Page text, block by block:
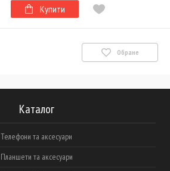
Купити
Обране
Каталог
Телефони та аксесуари
Планшети та аксесуари